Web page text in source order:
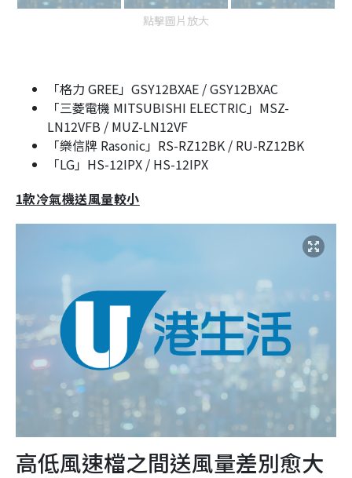
點擊圖片放大
「格力 GREE」GSY12BXAE / GSY12BXAC
「三菱電機 MITSUBISHI ELECTRIC」MSZ-
LN12VFB / MUZ-LN12VF
「樂信牌 Rasonic」RS-RZ12BK / RU-RZ12BK
「LG」HS-12IPX / HS-12IPX
1款冷氣機送風量較小
高低風速檔之間送風量差別愈大